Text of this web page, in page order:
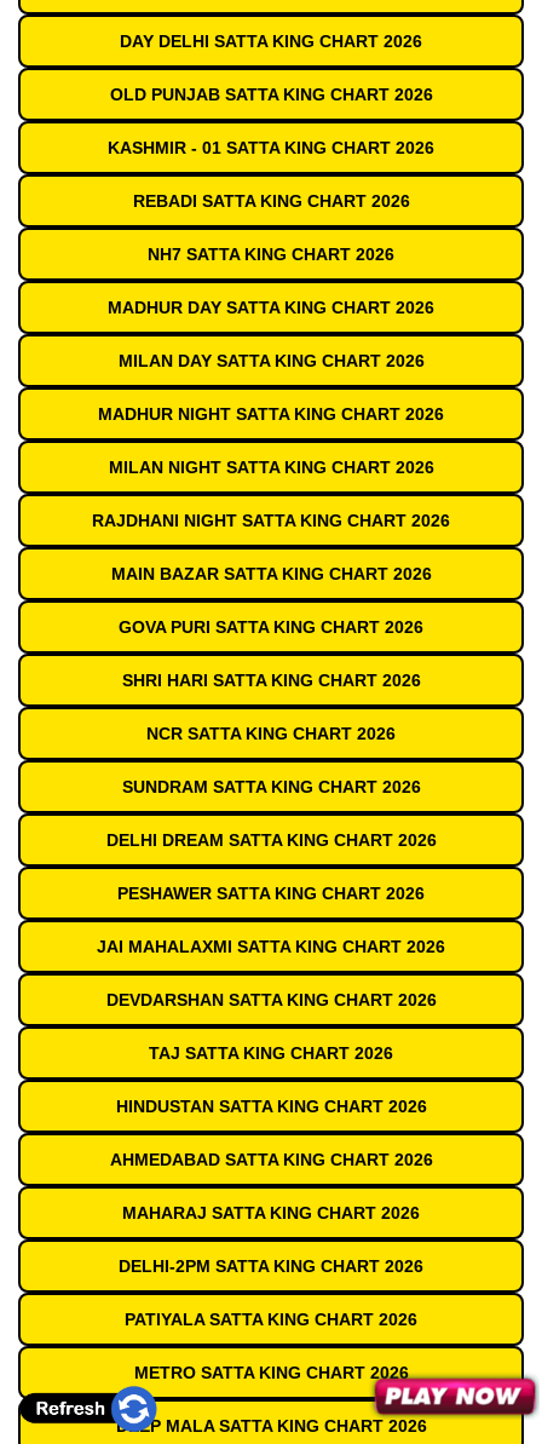
DAY DELHI SATTA KING CHART 2026
OLD PUNJAB SATTA KING CHART 2026
KASHMIR - 01 SATTA KING CHART 2026
REBADI SATTA KING CHART 2026
NH7 SATTA KING CHART 2026
MADHUR DAY SATTA KING CHART 2026
MILAN DAY SATTA KING CHART 2026
MADHUR NIGHT SATTA KING CHART 2026
MILAN NIGHT SATTA KING CHART 2026
RAJDHANI NIGHT SATTA KING CHART 2026
MAIN BAZAR SATTA KING CHART 2026
GOVA PURI SATTA KING CHART 2026
SHRI HARI SATTA KING CHART 2026
NCR SATTA KING CHART 2026
SUNDRAM SATTA KING CHART 2026
DELHI DREAM SATTA KING CHART 2026
PESHAWER SATTA KING CHART 2026
JAI MAHALAXMI SATTA KING CHART 2026
DEVDARSHAN SATTA KING CHART 2026
TAJ SATTA KING CHART 2026
HINDUSTAN SATTA KING CHART 2026
AHMEDABAD SATTA KING CHART 2026
MAHARAJ SATTA KING CHART 2026
DELHI-2PM SATTA KING CHART 2026
PATIYALA SATTA KING CHART 2026
METRO SATTA KING CHART 2026
DEEP MALA SATTA KING CHART 2026